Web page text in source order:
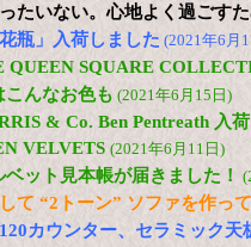
たいない。心地よく過ごす
瓶」入荷しました (2021年6月
QUEEN SQUARE
んなお色も (2021年6月15日)
& Co. Ben Pentreath 入
VELVETS (2021年6月11日)
ット見本帳が届きました！
て “2トーン” ソファを作っ
カウンター、セラミック天